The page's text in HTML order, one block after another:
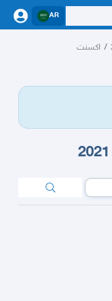
AR
/ اكسنت